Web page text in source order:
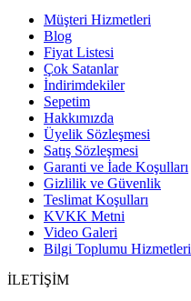
Müşteri Hizmetleri
Blog
Fiyat Listesi
Çok Satanlar
İndirimdekiler
Sepetim
Hakkımızda
Üyelik Sözleşmesi
Satış Sözleşmesi
Garanti ve İade Koşulları
Gizlilik ve Güvenlik
Teslimat Koşulları
KVKK Metni
Video Galeri
Bilgi Toplumu Hizmetleri
İLETİŞİM